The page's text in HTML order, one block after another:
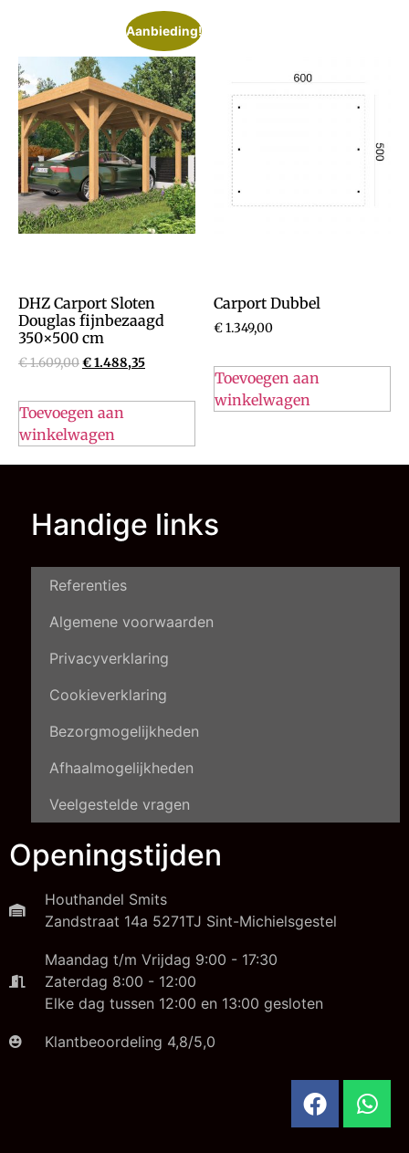
Aanbieding!
DHZ Carport Sloten
Douglas fijnbezaagd
350×500 cm
€1.609,00€1.488,35
Toevoegen aan
winkelwagen
Carport Dubbel
€1.349,00
Toevoegen aan
winkelwagen
Handige links
Referenties
Algemene voorwaarden
Privacyverklaring
Cookieverklaring
Bezorgmogelijkheden
Afhaalmogelijkheden
Veelgestelde vragen
Openingstijden
Houthandel Smits
Zandstraat 14a 5271TJ Sint-Michielsgestel
Maandag t/m Vrijdag 9:00 - 17:30
Zaterdag 8:00 - 12:00
Elke dag tussen 12:00 en 13:00 gesloten
Klantbeoordeling 4,8/5,0